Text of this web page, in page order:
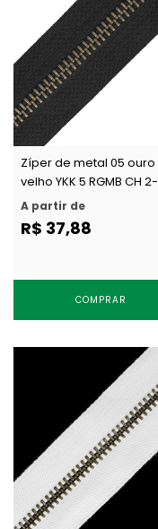
Zíper de metal 05 ouro
velho YKK 5 RGMB CH 2-
WAY por metro
A partir de
R$ 37,88
COMPRAR